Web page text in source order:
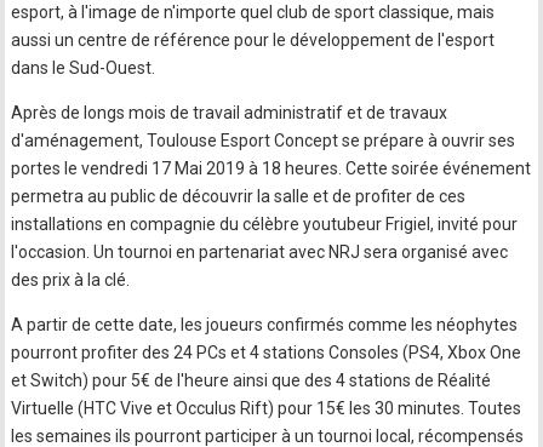
esport, à l'image de n'importe quel club de sport classique, mais
aussi un centre de référence pour le développement de l'esport
dans le Sud-Ouest.
Après de longs mois de travail administratif et de travaux
d'aménagement, Toulouse Esport Concept se prépare à ouvrir ses
portes le vendredi 17 Mai 2019 à 18 heures. Cette soirée événement
permetra au public de découvrir la salle et de profiter de ces
installations en compagnie du célèbre youtubeur Frigiel, invité pour
l'occasion. Un tournoi en partenariat avec NRJ sera organisé avec
des prix à la clé.
A partir de cette date, les joueurs confirmés comme les néophytes
pourront profiter des 24 PCs et 4 stations Consoles (PS4, Xbox One
et Switch) pour 5€ de l'heure ainsi que des 4 stations de Réalité
Virtuelle (HTC Vive et Occulus Rift) pour 15€ les 30 minutes. Toutes
les semaines ils pourront participer à un tournoi local, récompensés